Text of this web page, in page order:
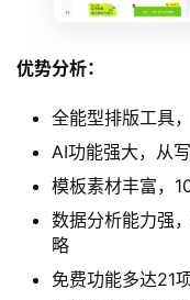
优势分析：
全能型排版工具
AI功能强大，从
模板素材丰富，
数据分析能力强
略
免费功能多达21